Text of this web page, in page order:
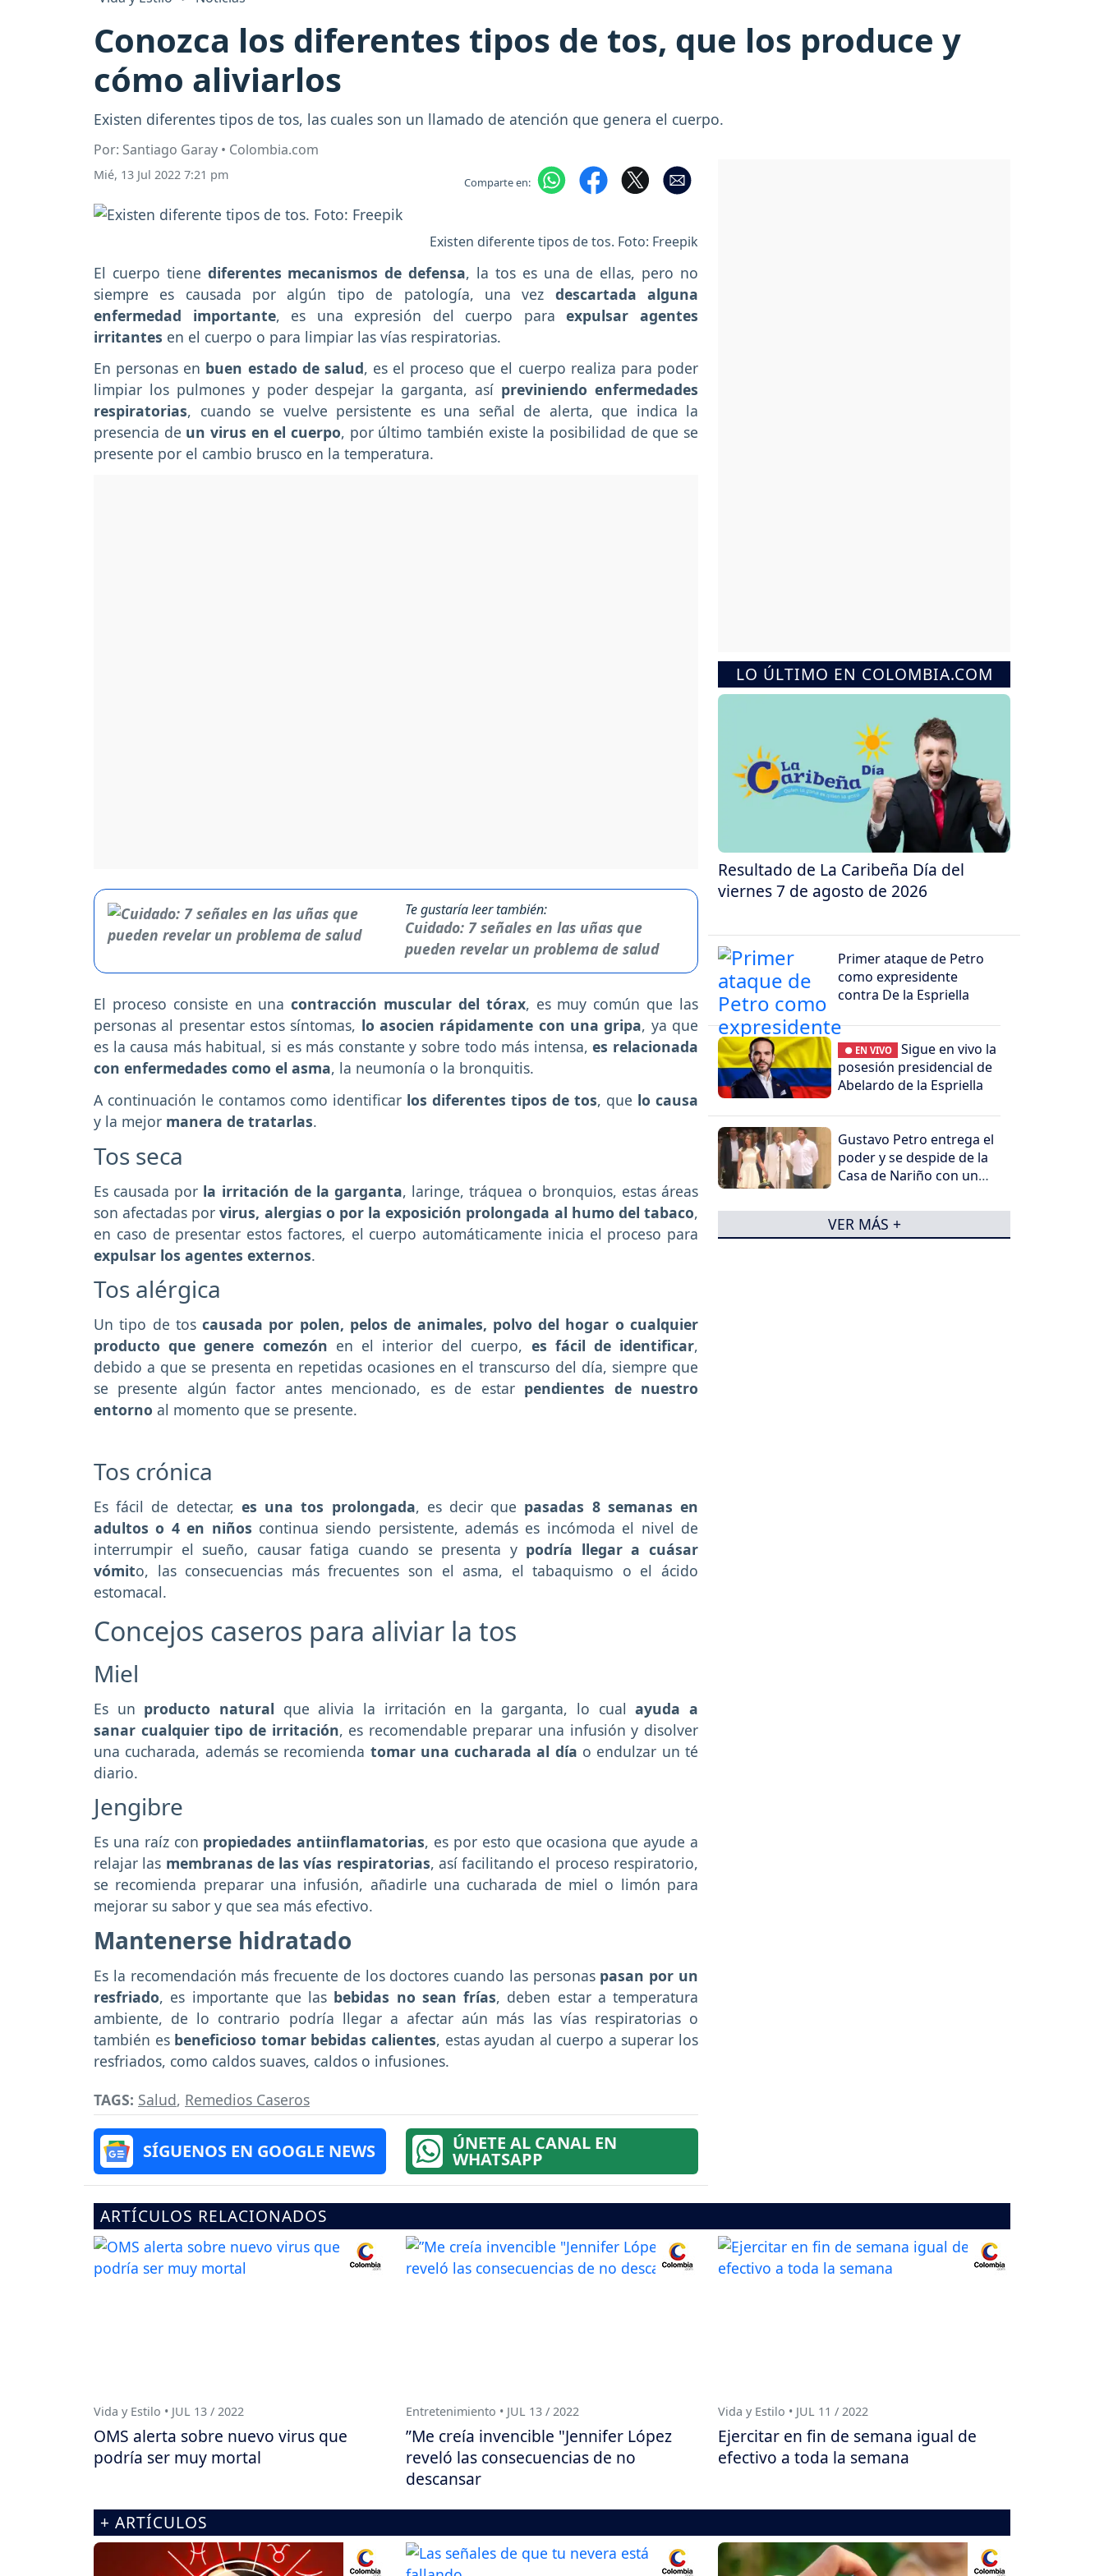
Conozca los diferentes tipos de tos, que los produce y
cómo aliviarlos
Existen diferentes tipos de tos, las cuales son un llamado de atención que genera el cuerpo.
Por: Santiago Garay • Colombia.com
Mié, 13 Jul 2022 7:21 pm Comparte en:
Existen diferente tipos de tos. Foto: Freepik
El cuerpo tiene diferentes mecanismos de defensa, la tos es una de ellas, pero no
siempre es causada por algún tipo de patología, una vez descartada alguna
enfermedad importante, es una expresión del cuerpo paraexpulsar agentes
irritantes en el cuerpo o para limpiar las vías respiratorias.
En personas en buen estado de salud, es el proceso que el cuerpo realiza para poder
limpiar los pulmones y poder despejar la garganta, así previniendo enfermedades
respiratorias, cuando se vuelve persistente es una señal de alerta, que indica la
presencia de un virus en el cuerpo, por último también existe la posibilidad de que se
presente por el cambio brusco en la temperatura.
Te gustaría leer también:
Cuidado: 7 señales en las uñas que
pueden revelar un problema de salud
El proceso consiste en unacontracción muscular del tórax, es muy común que las
personas al presentar estos síntomas, lo asocien rápidamente con una gripa, ya que
es la causa más habitual, si es más constante y sobre todo más intensa,es relacionada
con enfermedades como el asma, la neumonía o la bronquitis.
A continuación le contamos como identificar los diferentes tipos de tos, que lo causa
y la mejor manera de tratarlas.
Tos seca
Es causada por la irritación de la garganta, laringe, tráquea o bronquios, estas áreas
son afectadas porvirus, alergias o por la exposición prolongada al humo del tabaco,
en caso de presentar estos factores, el cuerpo automáticamente inicia el proceso para
expulsar los agentes externos.
Tos alérgica
Un tipo de toscausada por polen, pelos de animales, polvo del hogar o cualquier
producto que genere comezón en el interior del cuerpo, es fácil de identificar,
debido a que se presenta en repetidas ocasiones en el transcurso del día, siempre que
se presente algún factor antes mencionado, es de estar pendientes de nuestro
entorno al momento que se presente.
Tos crónica
Es fácil de detectar, es una tos prolongada, es decir que pasadas 8 semanas en
adultos o 4 en niños continua siendo persistente, además es incómoda el nivel de
interrumpir el sueño, causar fatiga cuando se presenta y podría llegar a cuásar
vómito, las consecuencias más frecuentes son el asma, el tabaquismo o el ácido
estomacal.
Concejos caseros para aliviar la tos
Miel
Es un producto natural que alivia la irritación en la garganta, lo cualayuda a
sanar cualquier tipo de irritación, es recomendable preparar una infusión y disolver
una cucharada, además se recomienda tomar una cucharada al día o endulzar un té
diario.
Jengibre
Es una raíz con propiedades antiinflamatorias, es por esto que ocasiona que ayude a
relajar las membranas de las vías respiratorias, así facilitando el proceso respiratorio,
se recomienda preparar una infusión, añadirle una cucharada de miel o limón para
mejorar su sabor y que sea más efectivo.
Mantenerse hidratado
Es la recomendación más frecuente de los doctores cuando las personas pasan por un
resfriado, es importante que las bebidas no sean frías, deben estar a temperatura
ambiente, de lo contrario podría llegar a afectar aún más las vías respiratorias o
también esbeneficioso tomar bebidas calientes, estas ayudan al cuerpo a superar los
resfriados, como caldos suaves, caldos o infusiones.
TAGS: Salud, Remedios Caseros
SÍGUENOS EN GOOGLE NEWS ÚNETE AL CANAL EN
WHATSAPP
LO ÚLTIMO EN COLOMBIA.COM
Resultado de La Caribeña Día del
viernes 7 de agosto de 2026
Primer ataque de Petro
como expresidente
contra De la Espriella
● EN VIVO
Sigue en vivo la
posesión presidencial de
Abelardo de la Espriella
Gustavo Petro entrega el
poder y se despide de la
Casa de Nariño con un
VER MÁS +
ARTÍCULOS RELACIONADOS
Vida y Estilo • JUL 13 / 2022
OMS alerta sobre nuevo virus que
podría ser muy mortal
Entretenimiento • JUL 13 / 2022
”Me creía invencible "Jennifer López
reveló las consecuencias de no
descansar
Vida y Estilo • JUL 11 / 2022
Ejercitar en fin de semana igual de
efectivo a toda la semana
+ ARTÍCULOS